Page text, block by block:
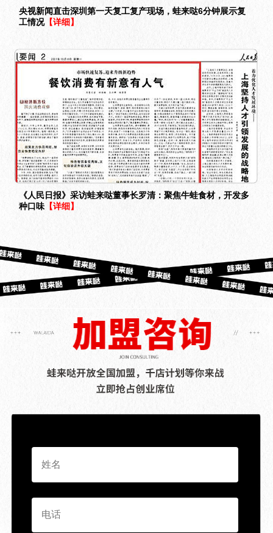
央视新闻直击深圳第一天复工复产现场，蛙来哒6分钟展示复
工情况【详细】
《人民日报》采访蛙来哒董事长罗清：聚焦牛蛙食材，开发多
种口味 【详细】